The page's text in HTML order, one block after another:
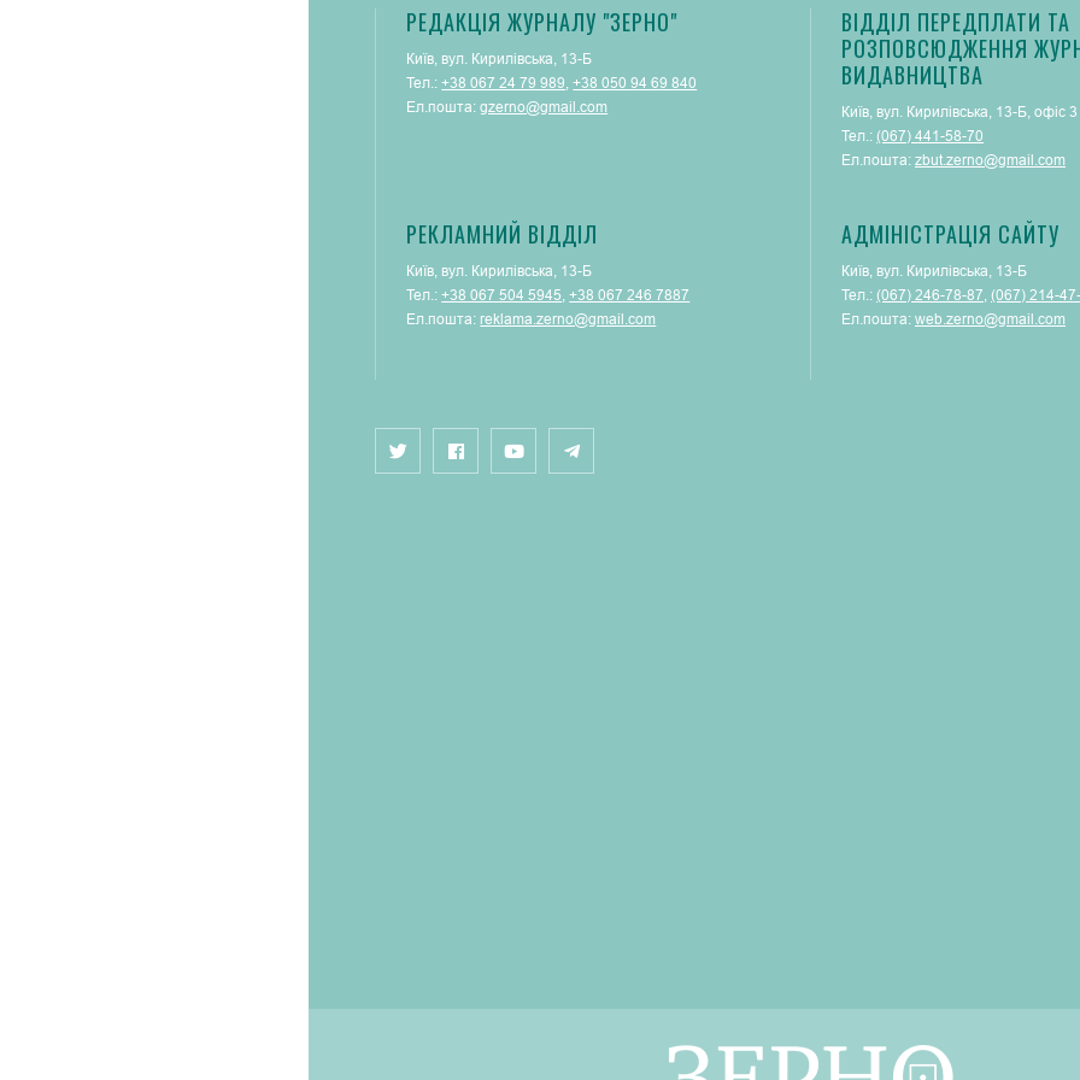
РЕДАКЦІЯ ЖУРНАЛУ "ЗЕРНО"
Київ, вул. Кирилівська, 13-Б
Тел.:+38 067 24 79 989 ,+38 050 94 69 840
Ел.пошта:gzerno@gmail.com
ВІДДІЛ ПЕРЕДПЛАТИ ТА
РОЗПОВСЮДЖЕННЯ
ВИДАВНИЦТВА
Київ, вул. Кирилівська, 13-Б, офіс 3
Тел.: (067) 441-58-70
Ел.пошта: zbut.zerno@gmail.com
РЕКЛАМНИЙ ВІДДІЛ
Київ, вул. Кирилівська, 13-Б
Тел.:+38 067 504 5945 ,+38 067 246 7887
Ел.пошта:reklama.zerno@gmail.com
АДМІНІСТРАЦІЯ САЙТУ
Київ, вул. Кирилівська, 13-Б
Тел.: (‎067) 246-78-87 (067) 214-
Ел.пошта: web.zerno@gmail.com